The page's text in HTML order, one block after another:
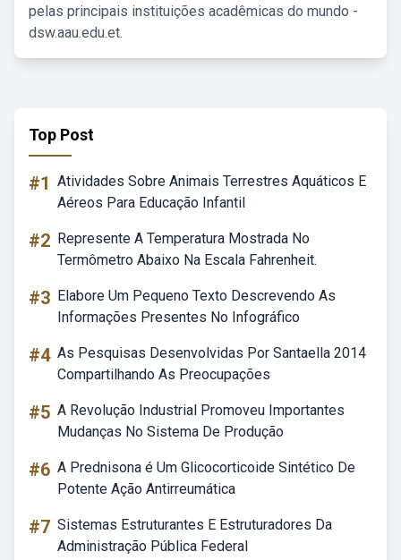
pelas principais instituições acadêmicas do mundo -
dsw.aau.edu.et.
Top Post
#1 Atividades Sobre Animais Terrestres Aquáticos E
Aéreos Para Educação Infantil
#2 Represente A Temperatura Mostrada No
Termômetro Abaixo Na Escala Fahrenheit.
#3 Elabore Um Pequeno Texto Descrevendo As
Informações Presentes No Infográfico
#4 As Pesquisas Desenvolvidas Por Santaella 2014
Compartilhando As Preocupações
#5 A Revolução Industrial Promoveu Importantes
Mudanças No Sistema De Produção
#6 A Prednisona é Um Glicocorticoide Sintético De
Potente Ação Antirreumática
#7 Sistemas Estruturantes E Estruturadores Da
Administração Pública Federal